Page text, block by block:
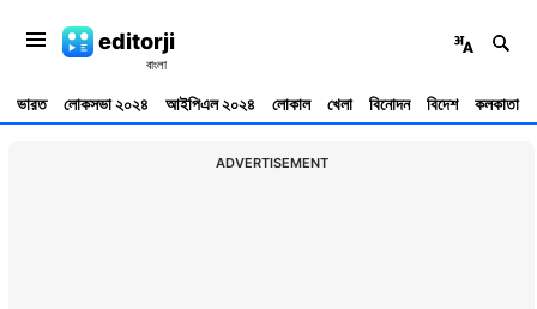
editorji
ভারত লোকসভা ২০২৪ আইপিএল ২০২৪ লোকাল খেলা বিনোদন বিদেশ কলকাতা
ADVERTISEMENT